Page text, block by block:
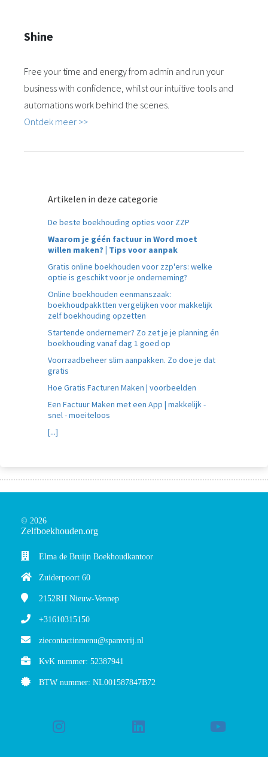
Shine
Free your time and energy from admin and run your
business with confidence, whilst our intuitive tools and
automations work behind the scenes.
Ontdek meer >>
Artikelen in deze categorie
De beste boekhouding opties voor ZZP
Waarom je géén factuur in Word moet
willen maken? | Tips voor aanpak
Gratis online boekhouden voor zzp'ers: welke
optie is geschikt voor je onderneming?
Online boekhouden eenmanszaak:
boekhoudpakktten vergelijken voor makkelijk
zelf boekhouding opzetten
Startende ondernemer? Zo zet je je planning én
boekhouding vanaf dag 1 goed op
Voorraadbeheer slim aanpakken. Zo doe je dat
gratis
Hoe Gratis Facturen Maken | voorbeelden
Een Factuur Maken met een App | makkelijk -
snel - moeiteloos
[...]
© 2026
Zelfboekhouden.org
Elma de Bruijn Boekhoudkantoor
Zuiderpoort 60
2152RH Nieuw-Vennep
+31610315150
ziecontactinmenu@spamvrij.nl
KvK nummer: 52387941
BTW nummer: NL001587847B72